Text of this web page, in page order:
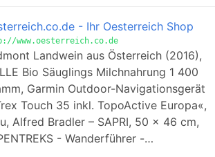
- Ihr Oesterreich Shop
www.oesterreich.co.de
Landwein aus Österreich (2016),
Bio Säuglings Milchnahrung 1 400
Garmin Outdoor-Navigationsgerät
Touch 35 inkl. TopoActive Europa«,
Alfred Bradler – SAPRI, 50 x 46 cm,
- Wanderführer -…